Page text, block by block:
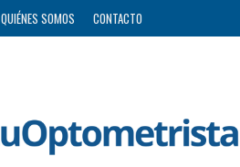
QUIÉNES SOMOS CONTACTO